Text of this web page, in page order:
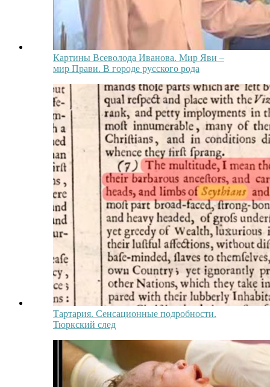
Картины Всеволода Иванова. Мир Яви –
мир Прави. В городе русского рода
Тартария. Сенсационные подробности.
Тюркский след